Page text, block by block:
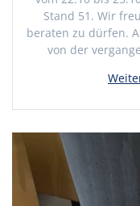
Stand 51. Wir
beraten zu dürfen.
von der